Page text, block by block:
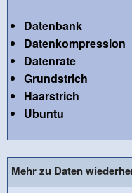
Datenbank
Datenkompression
Datenrate
Grundstrich
Haarstrich
Ubuntu
Mehr zu Daten